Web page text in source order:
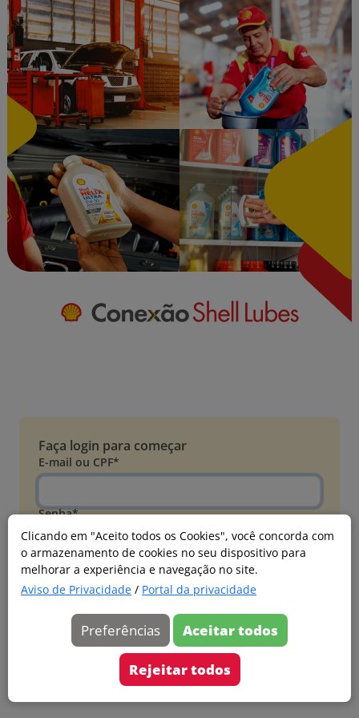
Clicando em "Aceito todos os Cookies", você concorda com
o armazenamento de cookies no seu dispositivo para
melhorar a experiência e navegação no site.
Aviso de Privacidade / Portal da privacidade
Preferências Aceitar todos
Rejeitar todos
Faça login para começar
E-mail ou CPF*
Senha*
Esqueci minha senha
Entrar
Acessar com Microsoft
Ainda não faz parte?
Cadastre-se
Versão 20260805.7